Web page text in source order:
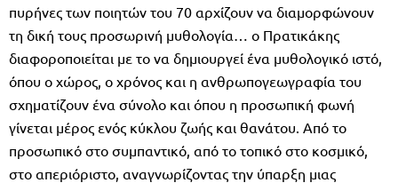
πυρήνες των ποιητών του 70 αρχίζουν να διαμορφώνουν
τη δική τους προσωρινή μυθολογία… ο Πρατικάκης
διαφοροποιείται με το να δημιουργεί ένα μυθολογικό ιστό,
όπου ο χώρος, ο χρόνος και η ανθρωπογεωγραφία του
σχηματίζουν ένα σύνολο και όπου η προσωπική φωνή
γίνεται μέρος ενός κύκλου ζωής και θανάτου. Από το
προσωπικό στο συμπαντικό, από το τοπικό στο κοσμικό,
στο απεριόριστο, αναγνωρίζοντας την ύπαρξη μιας